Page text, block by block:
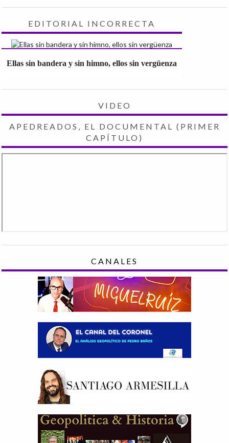
EDITORIAL INCORRECTA
Ellas sin bandera y sin himno, ellos sin vergüenza
VIDEO
APEDREADOS, EL DOCUMENTAL (PRIMER
CAPÍTULO)
CANALES